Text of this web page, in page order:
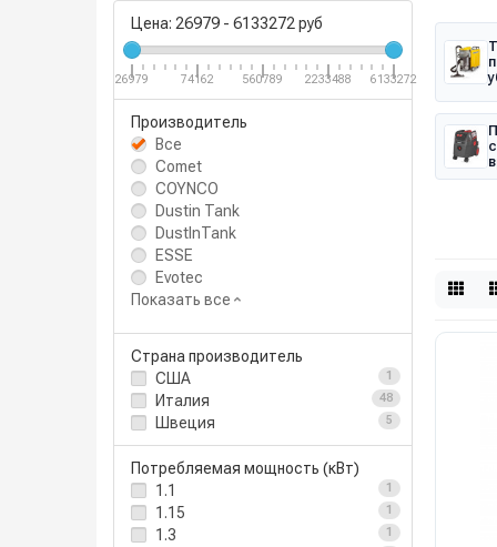
Цена: 26979 - 6133272 руб
26979 74162 560789 2233488 6133272
Производитель
Все
Comet
COYNCO
Dustin Tank
DustInTank
ESSE
Evotec
Показать все
Страна производитель
США
1
Италия 48
Швеция 5
Потребляемая мощность (кВт)
1.1
1
1.15 1
1.3 1